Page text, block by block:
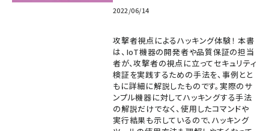
2022/06/14
攻撃者視点によるハッキング体験！ 本書
は、IoT機器の開発者や品質保証の担当
者が、攻撃者の視点に立ってセキュリティ
検証を実践するための手法を、事例とと
もに詳細に解説したものです。実際のサ
ンプル機器に対してハッキングする手法
の解説だけでなく、使用したコマンドや
実行結果も示しているので、ハッキング